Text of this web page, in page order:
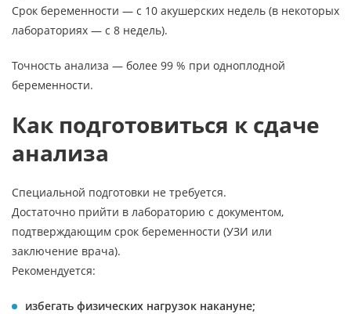
Срок беременности — с 10 акушерских недель (в некоторых
лабораториях — с 8 недель).
Точность анализа — более 99 % при одноплодной
беременности.
Как подготовиться к сдаче
анализа
Специальной подготовки не требуется.
Достаточно прийти в лабораторию с документом,
подтверждающим срок беременности (УЗИ или
заключение врача).
Рекомендуется:
избегать физических нагрузок накануне;